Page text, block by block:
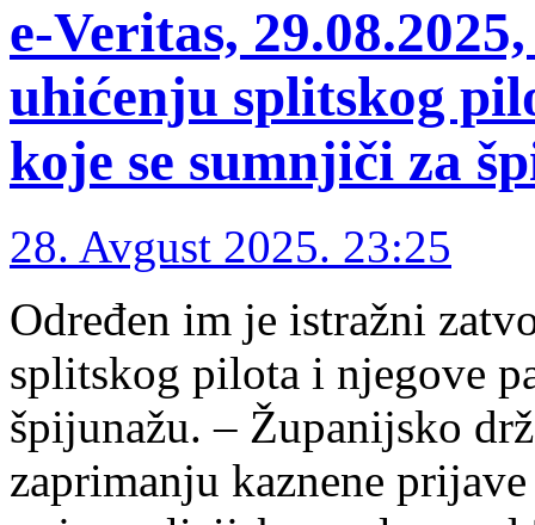
e-Veritas,
uhićenju splitskog
koje se sumnjiči za
28. Avgust 2025. 23:25
Određen im je istražni
splitskog pilota i njegove
špijunažu. – Županijsko
zaprimanju kaznene